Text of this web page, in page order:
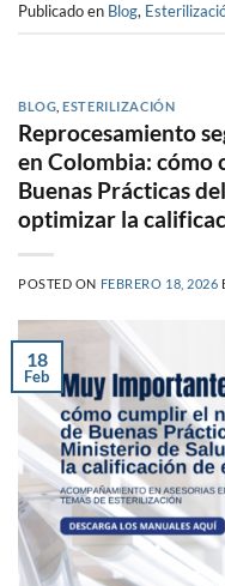
Publicado en Blog,
BLOG ,ESTERILIZACIÓN
Reprocesamiento
en Colombia: cómo
Buenas Prácticas
optimizar la
POSTED ON FEBRERO 18, 2026
18
Feb